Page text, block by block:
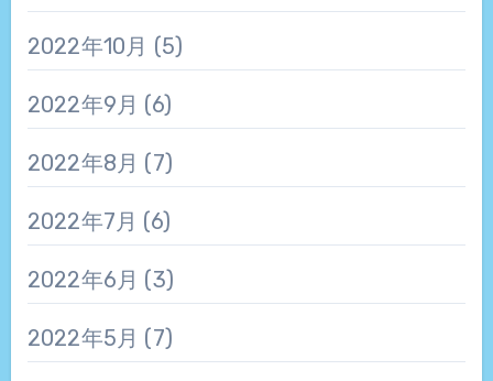
2022年10月 (5)
2022年9月 (6)
2022年8月 (7)
2022年7月 (6)
2022年6月 (3)
2022年5月 (7)